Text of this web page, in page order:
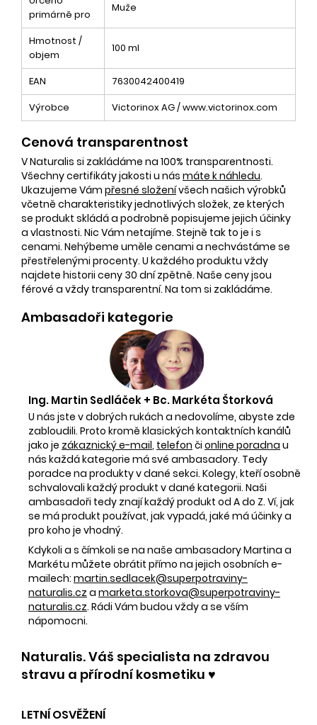
primárně pro
Muže
Hmotnost /
objem
100 ml
EAN
7630042400419
Výrobce
Victorinox AG / www.victorinox.com
Cenová transparentnost
V Naturalis si zakládáme na 100% transparentnosti.
Všechny certifikáty jakosti u nás máte k náhledu.
Ukazujeme Vám přesné složenívšech našich výrobků
včetně charakteristiky jednotlivých složek, ze kterých
se produkt skládá a podrobně popisujeme jejich účinky
a vlastnosti. Nic Vám netajíme. Stejně tak to je i s
cenami. Nehýbeme uměle cenami a nechvástáme se
přestřelenými procenty. U každého produktu vždy
najdete historii ceny 30 dní zpětně. Naše ceny jsou
férové a vždy transparentní. Na tom si zakládáme.
Ambasadoři kategorie
Ing. Martin Sedláček + Bc. Markéta Štorková
U nás jste v dobrých rukách a nedovolíme, abyste zde
zabloudili. Proto kromě klasických kontaktních kanálů
jako je zákaznický e-mail, telefon či online poradna u
nás každá kategorie má své ambasadory. Tedy
poradce na produkty v dané sekci. Kolegy, kteří osobně
schvalovali každý produkt v dané kategorii. Naši
ambasadoři tedy znají každý produkt od A do Z. Ví, jak
se má produkt používat, jak vypadá, jaké má účinky a
pro koho je vhodný.
Kdykoli a s čímkoli se na naše ambasadory Martina a
Markétu můžete obrátit přímo na jejich osobních e-
mailech: martin.sedlacek@superpotraviny-
naturalis.cz a marketa.storkova@superpotraviny-
naturalis.cz. Rádi Vám budou vždy a se vším
nápomocni.
Naturalis. Váš specialista na zdravou
stravu a přírodní kosmetiku ♥️
LETNÍ OSVĚŽENÍ